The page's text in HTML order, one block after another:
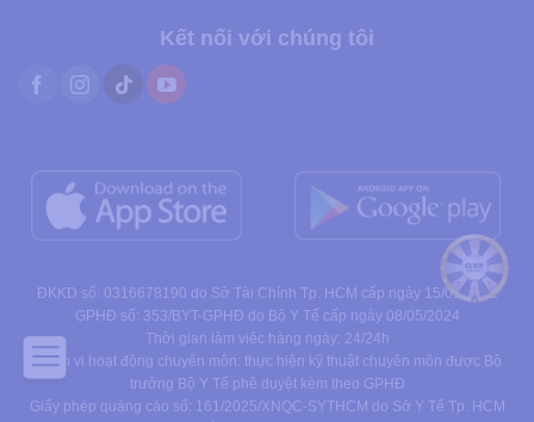
Kết nối với chúng tôi
ĐKKD số: 0316678190 do Sở Tài Chính Tp. HCM cấp ngày 15/01/2021
GPHĐ số: 353/BYT-GPHĐ do Bộ Y Tế cấp ngày 08/05/2024
Thời gian làm việc hàng ngày: 24/24h
Phạm vi hoạt động chuyên môn: thực hiện kỹ thuật chuyên môn được Bộ
trưởng Bộ Y Tế phê duyệt kèm theo GPHĐ
Giấy phép quảng cáo số: 161/2025/XNQC-SYTHCM do Sở Y Tế Tp. HCM